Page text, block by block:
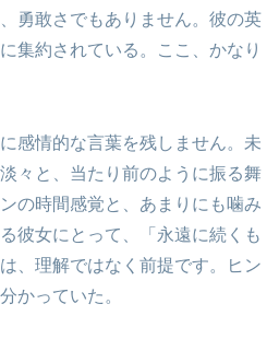
勇敢さでもありません。彼の英
集約されている。ここ、かなり
感情的な言葉を残しません。未
々と、当たり前のように振る舞
の時間感覚と、あまりにも噛み
彼女にとって、「永遠に続くも
、理解ではなく前提です。ヒン
かっていた。